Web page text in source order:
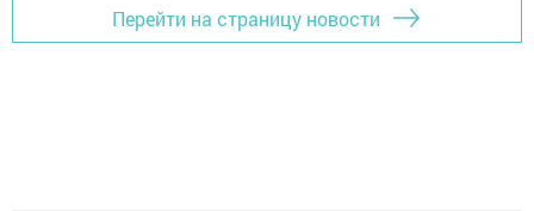
Перейти на страницу новости